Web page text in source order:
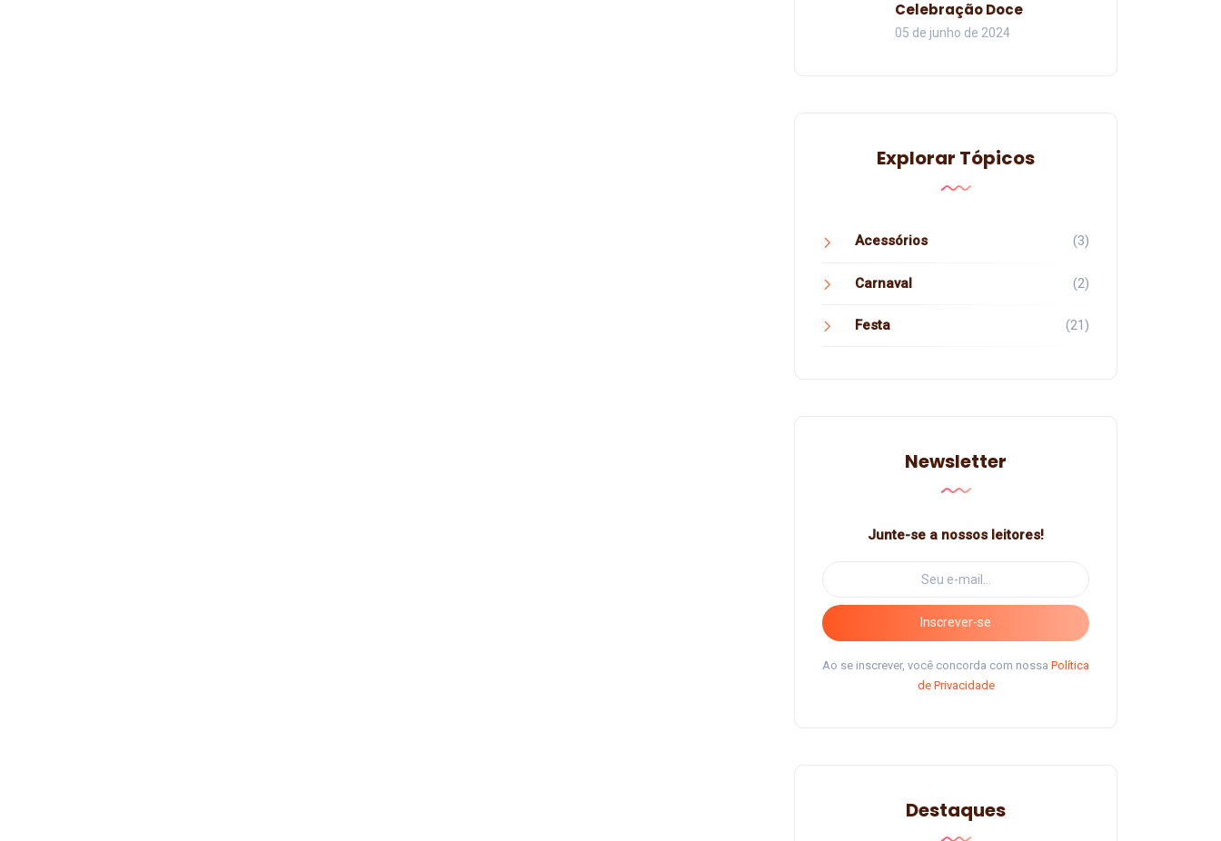
Celebração Doce
05 de junho de 2024
Explorar Tópicos
Acessórios (3)
Carnaval (2)
Festa (21)
Newsletter
Junte-se a nossos leitores!
Inscrever-se
Ao se inscrever, você concorda com nossa Política
de Privacidade
Destaques